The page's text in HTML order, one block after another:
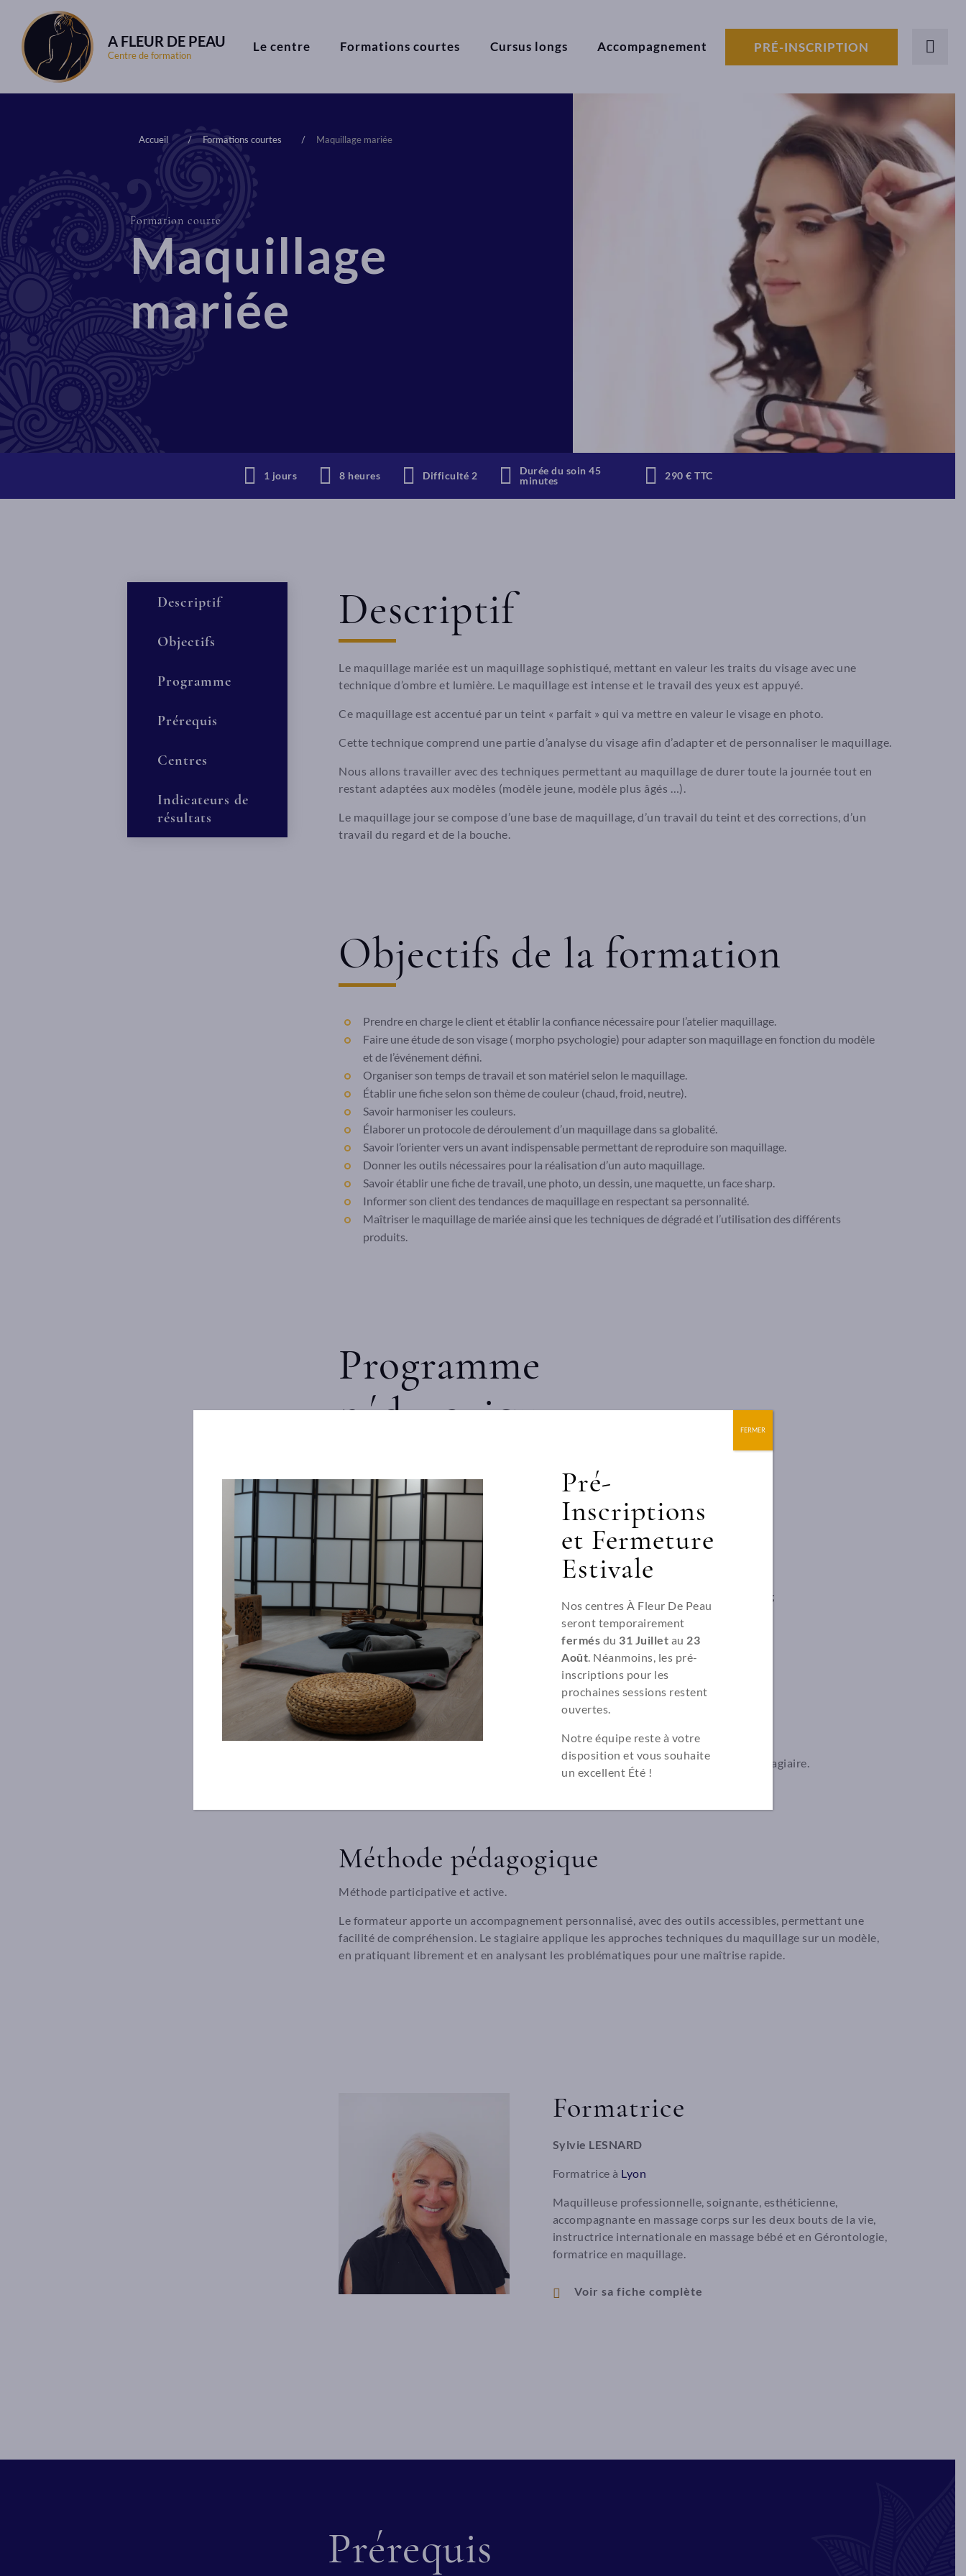
A FLEUR DE PEAU
Centre de formation
Le centre Formations courtes Cursus longs Accompagnement PRÉ-INSCRIPTION
Accueil Formations courtes Maquillage mariée
Formation courte
Maquillage
mariée
1 jours 8 heures Difficulté 2
Durée du soin 45
minutes
290 € TTC
Descriptif
Objectifs
Programme
Prérequis
Centres
Indicateurs de
résultats
Descriptif
Le maquillage mariée est un maquillage sophistiqué, mettant en valeur les traits du visage avec une
technique d’ombre et lumière. Le maquillage est intense et le travail des yeux est appuyé.
Ce maquillage est accentué par un teint « parfait » qui va mettre en valeur le visage en photo.
Cette technique comprend une partie d’analyse du visage afin d’adapter et de personnaliser le maquillage.
Nous allons travailler avec des techniques permettant au maquillage de durer toute la journée tout en
restant adaptées aux modèles (modèle jeune, modèle plus âgés …).
Le maquillage jour se compose d’une base de maquillage, d’un travail du teint et des corrections, d’un
travail du regard et de la bouche.
Objectifs de la formation
Prendre en charge le client et établir la confiance nécessaire pour l’atelier maquillage.
Faire une étude de son visage ( morpho psychologie) pour adapter son maquillage en fonction du modèle
et de l’événement défini.
Organiser son temps de travail et son matériel selon le maquillage.
Établir une fiche selon son thème de couleur (chaud, froid, neutre).
Savoir harmoniser les couleurs.
Élaborer un protocole de déroulement d’un maquillage dans sa globalité.
Savoir l’orienter vers un avant indispensable permettant de reproduire son maquillage.
Donner les outils nécessaires pour la réalisation d’un auto maquillage.
Savoir établir une fiche de travail, une photo, un dessin, une maquette, un face sharp.
Informer son client des tendances de maquillage en respectant sa personnalité.
Maîtriser le maquillage de mariée ainsi que les techniques de dégradé et l’utilisation des différents
produits.
Programme
pédagogique
Jour 1
Accueil des participants;
Présentation du formateur et des participants;
Présentation du déroulement du stage;
Introduction sur le déroulement de la formation;
Partie théorique sur la précaution d’emploi et la mise en application de la prestation;
Partie théorique sur l’élaboration de la prestation;
Application pratique du protocole;
Pratique sur modèles;
Analyse des connaissances et de la pratique;
Questions / réponses sur la formation.
Support pédagogique
Un cahier de suivi de la formation et un support vidéo associé sont distribués au stagiaire.
Méthode pédagogique
Méthode participative et active.
Le formateur apporte un accompagnement personnalisé, avec des outils accessibles, permettant une
facilité de compréhension. Le stagiaire applique les approches techniques du maquillage sur un modèle,
en pratiquant librement et en analysant les problématiques pour une maîtrise rapide.
Formatrice
Sylvie LESNARD
Formatrice à Lyon
Maquilleuse professionnelle, soignante, esthéticienne,
accompagnante en massage corps sur les deux bouts de la vie,
instructrice internationale en massage bébé et en Gérontologie,
formatrice en maquillage.
Voir sa fiche complète
Prérequis
Pré-
Inscriptions
et Fermeture
Estivale
Nos centres À Fleur De Peau
seront temporairement
fermés du 31 Juillet au 23
Août. Néanmoins, les pré-
inscriptions pour les
prochaines sessions restent
ouvertes.
Notre équipe reste à votre
disposition et vous souhaite
un excellent Été !
FERMER